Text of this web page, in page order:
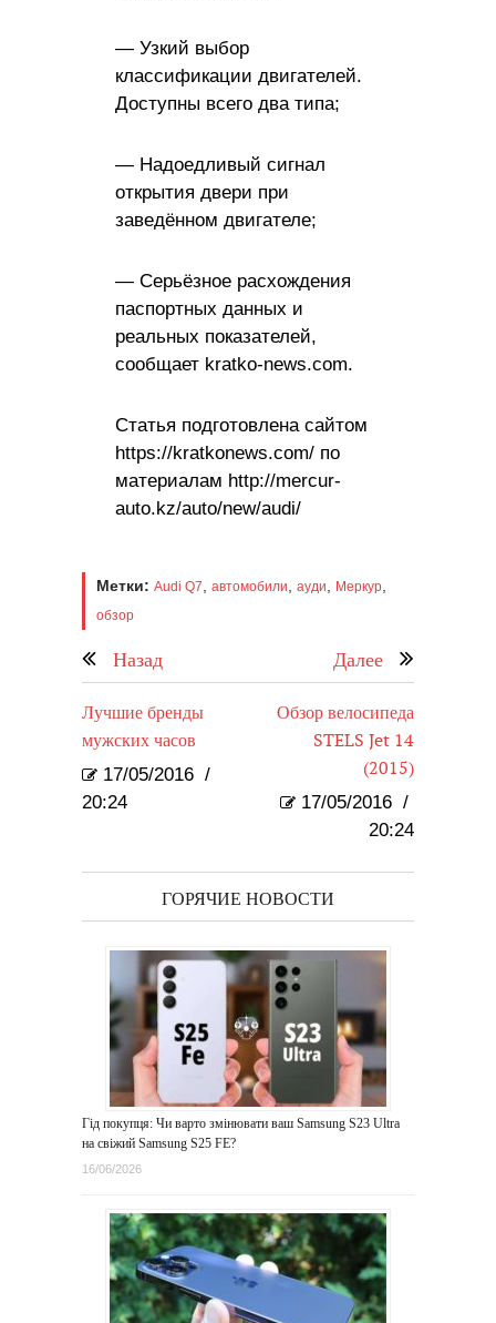
— Узкий выбор
классификации двигателей.
Доступны всего два типа;
— Надоедливый сигнал
открытия двери при
заведённом двигателе;
— Серьёзное расхождения
паспортных данных и
реальных показателей,
сообщает kratko-news.com.
Статья подготовлена сайтом
https://kratkonews.com/ по
материалам http://mercur-
auto.kz/auto/new/audi/
Метки: Audi Q7, автомобили, ауди, Меркур,
обзор
Назад Далее
Лучшие бренды
мужских часов
17/05/2016 /
20:24
Обзор велосипеда
STELS Jet 14
(2015)
17/05/2016 /
20:24
ГОРЯЧИЕ НОВОСТИ
Гід покупця: Чи варто змінювати ваш Samsung S23 Ultra
на свіжий Samsung S25 FE?
16/06/2026